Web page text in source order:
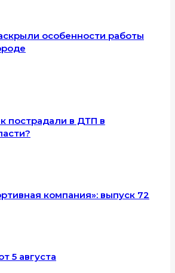
особенности работы
пострадали в ДТП в
компания»: выпуск 72
5 августа